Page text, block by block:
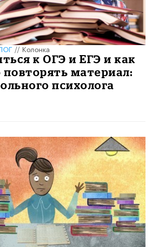
//Колонка
к ОГЭ и ЕГЭ и как
повторять материал:
психолога